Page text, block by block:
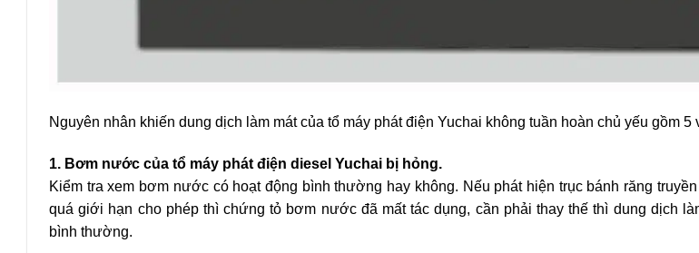
Nguyên nhân khiến dung dịch làm mát của tổ máy phát điện Yuchai không tuần hoàn chủ yếu gồm 5
1. Bơm nước của tổ máy phát điện diesel Yuchai bị hỏng.
Kiểm tra xem bơm nước có hoạt động bình thường hay không. Nếu phát hiện trục bánh răng
quá giới hạn cho phép thì chứng tỏ bơm nước đã mất tác dụng, cần phải thay thế thì dung dịch
bình thường.